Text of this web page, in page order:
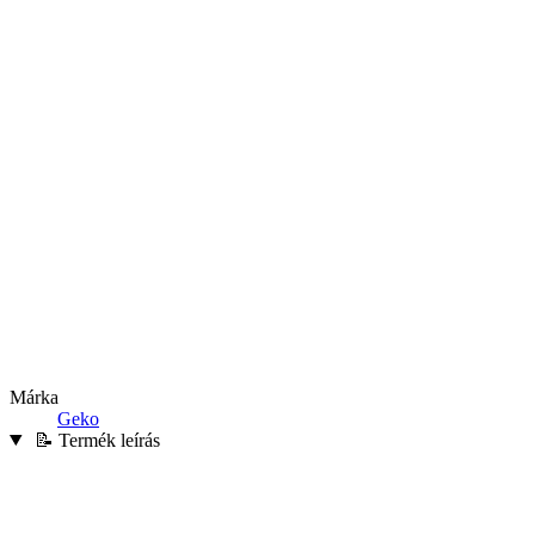
Márka
Geko
📝 Termék leírás